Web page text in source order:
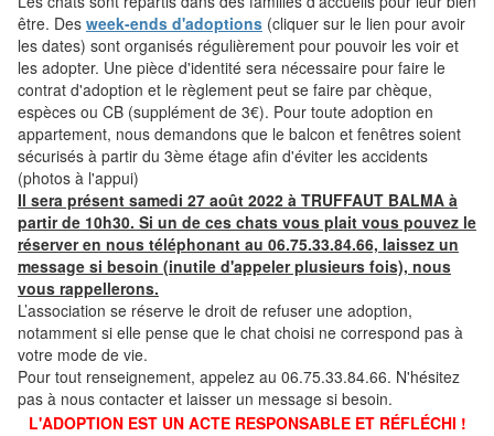
être. Des week-ends d'adoptions (cliquer sur le lien pour avoir
les dates) sont organisés régulièrement pour pouvoir les voir et
les adopter. Une pièce d'identité sera nécessaire pour faire le
contrat d'adoption et le règlement peut se faire par chèque,
espèces ou CB (supplément de 3€). Pour toute adoption en
appartement, nous demandons que le balcon et fenêtres soient
sécurisés à partir du 3ème étage afin d'éviter les accidents
(photos à l'appui)
Il sera présent samedi 27 août 2022 à TRUFFAUT BALMA à
partir de 10h30. Si un de ces chats vous plait vous pouvez le
réserver en nous téléphonant au 06.75.33.84.66, laissez un
message si besoin (inutile d'appeler plusieurs fois), nous
vous rappellerons.
L’association se réserve le droit de refuser une adoption,
notamment si elle pense que le chat choisi ne correspond pas à
votre mode de vie.
Pour tout renseignement, appelez au 06.75.33.84.66. N'hésitez
pas à nous contacter et laisser un message si besoin.
L'ADOPTION EST UN ACTE RESPONSABLE ET RÉFLÉCHI !